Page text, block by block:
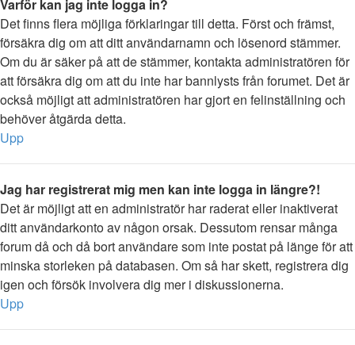
Varför kan jag inte logga in?
Det finns flera möjliga förklaringar till detta. Först och främst,
försäkra dig om att ditt användarnamn och lösenord stämmer.
Om du är säker på att de stämmer, kontakta administratören för
att försäkra dig om att du inte har bannlysts från forumet. Det är
också möjligt att administratören har gjort en felinställning och
behöver åtgärda detta.
Upp
Jag har registrerat mig men kan inte logga in längre?!
Det är möjligt att en administratör har raderat eller inaktiverat
ditt användarkonto av någon orsak. Dessutom rensar många
forum då och då bort användare som inte postat på länge för att
minska storleken på databasen. Om så har skett, registrera dig
igen och försök involvera dig mer i diskussionerna.
Upp